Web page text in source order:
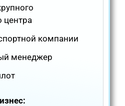
центра
компании
менеджер